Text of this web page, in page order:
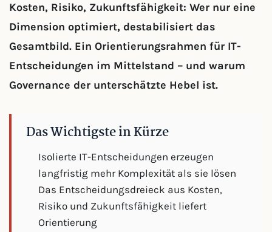
Kosten, Risiko, Zukunftsfähigkeit: Wer nur eine
Dimension optimiert, destabilisiert das
Gesamtbild. Ein Orientierungsrahmen für IT-
Entscheidungen im Mittelstand – und warum
Governance der unterschätzte Hebel ist.
Das Wichtigste in Kürze
Isolierte IT-Entscheidungen erzeugen
langfristig mehr Komplexität als sie lösen
Das Entscheidungsdreieck aus Kosten,
Risiko und Zukunftsfähigkeit liefert
Orientierung